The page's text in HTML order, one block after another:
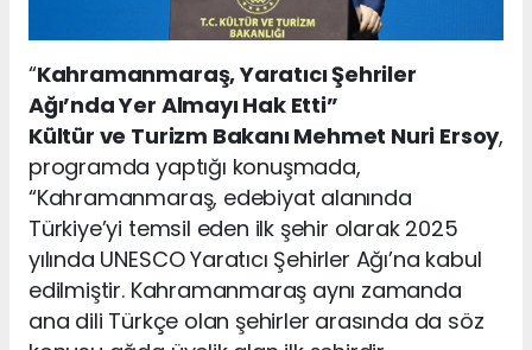
“Kahramanmaraş, Yaratıcı Şehriler
Ağı’nda Yer Almayı Hak Etti”
Kültür ve Turizm Bakanı Mehmet Nuri Ersoy,
programda yaptığı konuşmada,
“Kahramanmaraş, edebiyat alanında
Türkiye’yi temsil eden ilk şehir olarak 2025
yılında UNESCO Yaratıcı Şehirler Ağı’na kabul
edilmiştir. Kahramanmaraş aynı zamanda
ana dili Türkçe olan şehirler arasında da söz